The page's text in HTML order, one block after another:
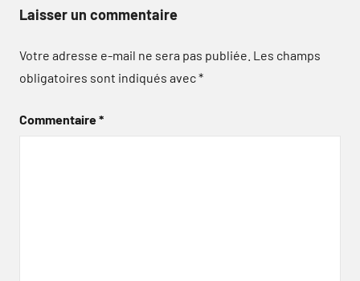
Laisser un commentaire
Votre adresse e-mail ne sera pas publiée. Les champs
obligatoires sont indiqués avec*
Commentaire*